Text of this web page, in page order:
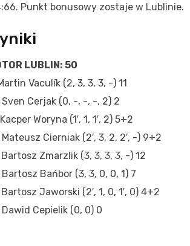
Punkt bonusowy zostaje w Lublinie.
LUBLIN: 50
Vaculík (2, 3, 3, 3, -) 11
Sven Cerjak (0, -, -, -, 2) 2
Woryna (1′, 1, 1′, 2) 5+2
Mateusz Cierniak (2′, 3, 2, 2′, -) 9+2
Bartosz Zmarzlik (3, 3, 3, 3, -) 12
Bartosz Bańbor (3, 3, 0, 0, 1) 7
Bartosz Jaworski (2′, 1, 0, 1′, 0) 4+2
Dawid Cepielik (0, 0) 0